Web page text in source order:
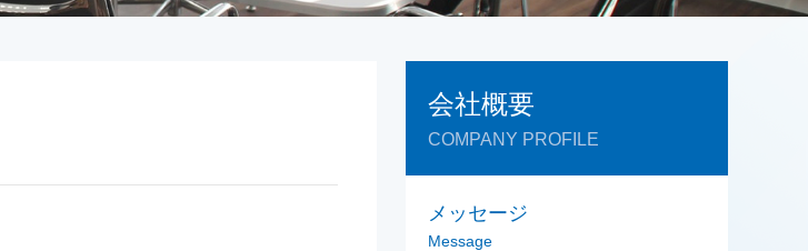
会社概要
COMPANY PROFILE
メッセージ
Message